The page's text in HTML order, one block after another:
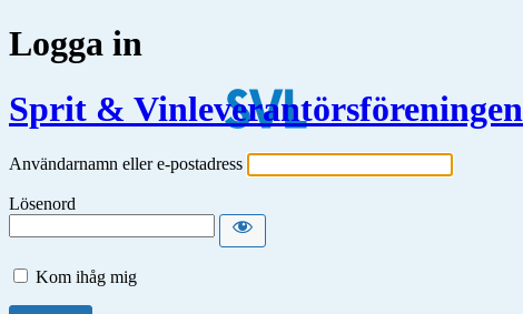
Logga in
Sprit & Vinleverantörsföreningen
Användarnamn eller e-postadress
Lösenord
Kom ihåg mig